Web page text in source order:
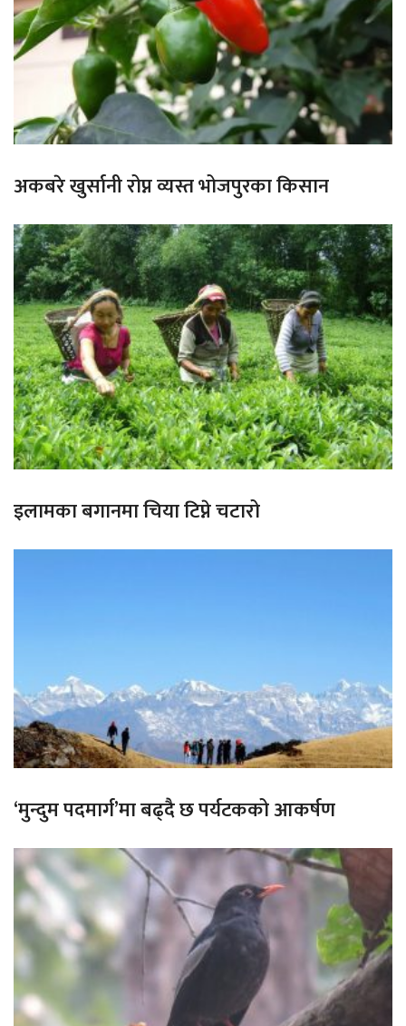
अकबरे खुर्सानी रोप्न व्यस्त भोजपुरका किसान
इलामका बगानमा चिया टिप्ने चटारो
‘मुन्दुम पदमार्ग’मा बढ्दै छ पर्यटकको आकर्षण